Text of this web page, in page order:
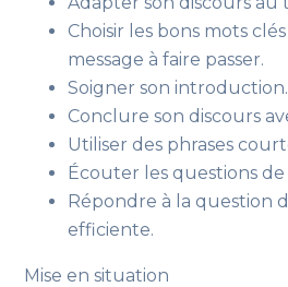
Choisir les bons mots
message à faire passer.
Soigner son introduction.
Conclure son discours
Utiliser des phrases
Écouter les questions
Répondre à la question
efficiente.
Mise en situation